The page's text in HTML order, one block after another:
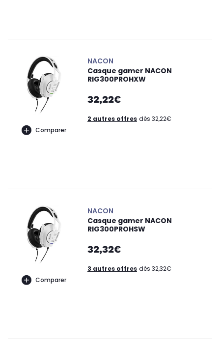
Comparer
NACON
Casque gamer NACON
RIG300PROHXW
32,22€
2 autres offres dès 32,22€
Comparer
NACON
Casque gamer NACON
RIG300PROHSW
32,32€
3 autres offres dès 32,32€